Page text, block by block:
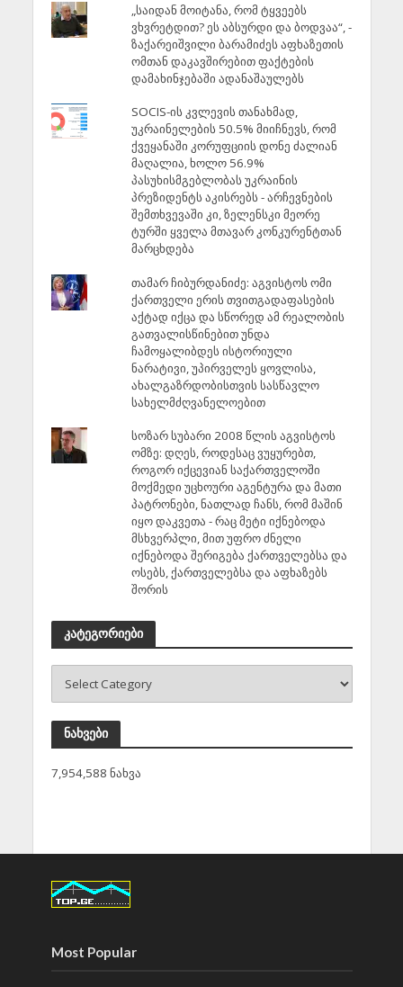
„საიდან მოიტანა, რომ ტყვეებს
ვხვრეტდით? ეს აბსურდი და ბოდვაა“, -
ზაქარეიშვილი ბარამიძეს აფხაზეთის
ომთან დაკავშირებით ფაქტების
დამახინჯებაში ადანაშაულებს
SOCIS-ის კვლევის თანახმად,
უკრაინელების 50.5% მიიჩნევს, რომ
ქვეყანაში კორუფციის დონე ძალიან
მაღალია, ხოლო 56.9%
პასუხისმგებლობას უკრაინის
პრეზიდენტს აკისრებს - არჩევნების
შემთხვევაში კი, ზელენსკი მეორე
ტურში ყველა მთავარ კონკურენტთან
მარცხდება
თამარ ჩიბურდანიძე: აგვისტოს ომი
ქართველი ერის თვითგადაფასების
აქტად იქცა და სწორედ ამ რეალობის
გათვალისწინებით უნდა
ჩამოყალიბდეს ისტორიული
ნარატივი, უპირველეს ყოვლისა,
ახალგაზრდობისთვის სასწავლო
სახელმძღვანელოებით
სოზარ სუბარი 2008 წლის აგვისტოს
ომზე: დღეს, როდესაც ვუყურებთ,
როგორ იქცევიან საქართველოში
მოქმედი უცხოური აგენტურა და მათი
პატრონები, ნათლად ჩანს, რომ მაშინ
იყო დაკვეთა - რაც მეტი იქნებოდა
მსხვერპლი, მით უფრო ძნელი
იქნებოდა შერიგება ქართველებსა და
ოსებს, ქართველებსა და აფხაზებს
შორის
კატეგორიები
ნახვები
7,954,588 ნახვა
Most Popular